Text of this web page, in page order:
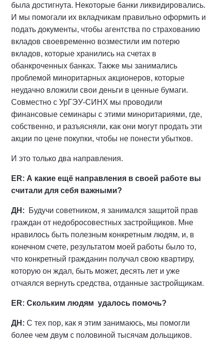
была достигнута. Некоторые банки ликвидировались.
И мы помогали их вкладчикам правильно оформить и
подать документы, чтобы агентства по страхованию
вкладов своевременно возместили им потерю
вкладов, которые хранились на счетах в
обанкроченных банках. Также мы занимались
проблемой миноритарных акционеров, которые
неудачно вложили свои деньги в ценные бумаги.
Совместно с УрГЭУ-СИНХ мы проводили
финансовые семинары с этими миноритариями, где,
собственно, и разъясняли, как они могут продать эти
акции по цене покупки, чтобы не понести убытков.
И это только два направления.
ER: А какие ещё направления в своей работе вы
считали для себя важными?
ДН: Будучи советником, я занимался защитой прав
граждан от недобросовестных застройщиков. Мне
нравилось быть полезным конкретным людям, и, в
конечном счете, результатом моей работы было то,
что конкретный гражданин получал свою квартиру,
которую он ждал, быть может, десять лет и уже
отчаялся вернуть средства, отданные застройщикам.
ER: Скольким людям удалось помочь?
ДН: С тех пор, как я этим занимаюсь, мы помогли
более чем двум с половиной тысячам дольщиков.